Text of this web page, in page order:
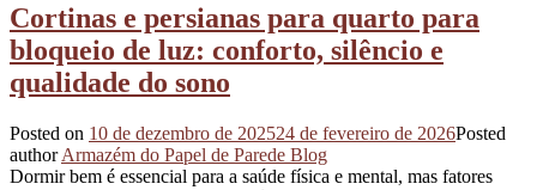
Cortinas e persianas para quarto para
bloqueio de luz: conforto, silêncio e
qualidade do sono
Posted on 10 de dezembro de 202524 de fevereiro de 2026Posted
author Armazém do Papel de Parede Blog
Dormir bem é essencial para a saúde física e mental, mas fatores